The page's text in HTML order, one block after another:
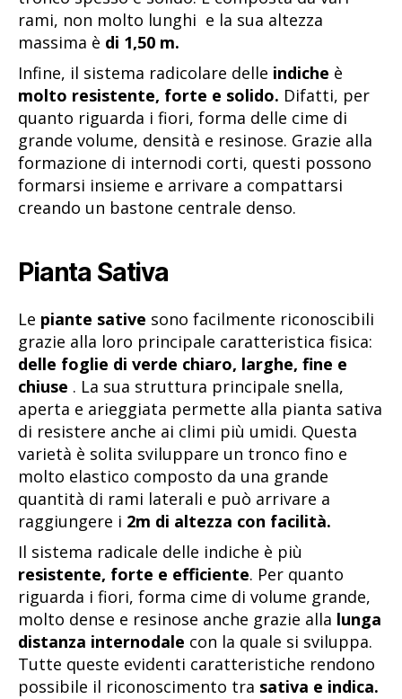
rami, non molto lunghi e la sua altezza
massima è di 1,50 m.
Infine, il sistema radicolare delle indiche è
molto resistente, forte e solido. Difatti, per
quanto riguarda i fiori, forma delle cime di
grande volume, densità e resinose. Grazie alla
formazione di internodi corti, questi possono
formarsi insieme e arrivare a compattarsi
creando un bastone centrale denso.
Pianta Sativa
Le piante sative sono facilmente riconoscibili
grazie alla loro principale caratteristica fisica:
delle foglie di verde chiaro, larghe, fine e
chiuse . La sua struttura principale snella,
aperta e arieggiata permette alla pianta sativa
di resistere anche ai climi più umidi. Questa
varietà è solita sviluppare un tronco fino e
molto elastico composto da una grande
quantità di rami laterali e può arrivare a
raggiungere i 2m di altezza con facilità.
Il sistema radicale delle indiche è più
resistente, forte e efficiente. Per quanto
riguarda i fiori, forma cime di volume grande,
molto dense e resinose anche grazie alla lunga
distanza internodale con la quale si sviluppa.
Tutte queste evidenti caratteristiche rendono
possibile il riconoscimento tra sativa e indica.